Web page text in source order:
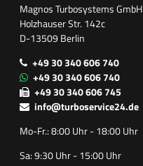
Magnos Turbosystems GmbH
Holzhauser Str. 142c
D-13509 Berlin
+49 30 340 606 740
+49 30 340 606 740
+49 30 340 606 745
info@turboservice24.de
Mo-Fr.: 8:00 Uhr - 18:00 Uhr
Sa: 9:30 Uhr - 15:00 Uhr